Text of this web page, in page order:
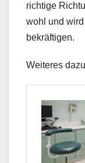
richtige
wohl und
bekräftigen.
Weiteres